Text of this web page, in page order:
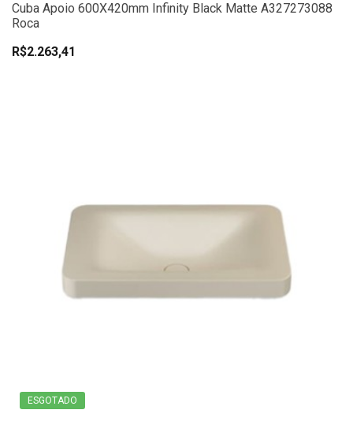
Cuba Apoio 600X420mm Infinity Black Matte A327273088
Roca
R$2.263,41
ESGOTADO